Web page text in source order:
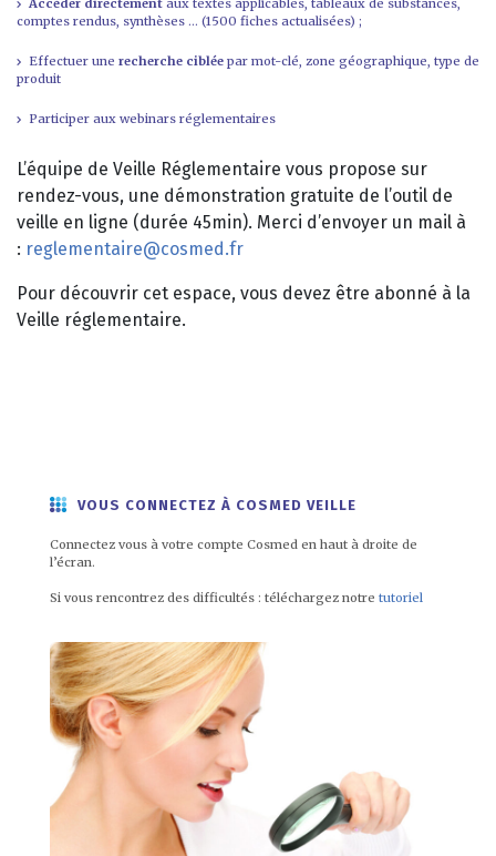
comptes rendus, synthèses … (1500 fiches actualisées) ;
Effectuer une recherche ciblée par mot-clé, zone géographique, type de
produit
Participer aux webinars réglementaires
L’équipe de Veille Réglementaire vous propose sur
rendez-vous, une démonstration gratuite de l’outil de
veille en ligne (durée 45min). Merci d’envoyer un mail à
: reglementaire@cosmed.fr
Pour découvrir cet espace, vous devez être abonné à la
Veille réglementaire.
VOUS CONNECTEZ À COSMED VEILLE
Connectez vous à votre compte Cosmed en haut à droite de
l’écran.
Si vous rencontrez des difficultés : téléchargez notre tutoriel